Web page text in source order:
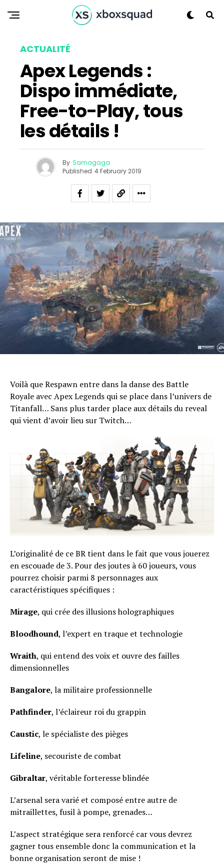
ACTUALITÉ
Apex Legends :
Dispo immédiate,
Free-to-Play, tous
les détails !
By Samagaga
Published 4 February 2019
Voilà que Respawn entre dans la danse des Battle
Royale avec Apex Legends qui se place dans l’univers de
Titanfall… Sans plus tarder place aux détails du reveal
qui vient d’avoir lieu sur Twitch…
L’originalité de ce BR tient dans le fait que vous jouerez
en escouade de 3. Pour des joutes à 60 joueurs, vous
pourrez choisir parmi 8 personnages aux
caractéristiques spécifiques :
Mirage, qui crée des illusions holographiques
Bloodhound, l’expert en traque et technologie
Wraith, qui entend des voix et ouvre des failles
dimensionnelles
Bangalore, la militaire professionnelle
Pathfinder, l’éclaireur roi du grappin
Caustic, le spécialiste des pièges
Lifeline, secouriste de combat
Gibraltar, véritable forteresse blindée
L’arsenal sera varié et composé entre autre de
mitraillettes, fusil à pompe, grenades…
L’aspect stratégique sera renforcé car vous devrez
gagner tous ensemble donc la communication et la
bonne organisation seront de mise !
Flipboard
Reddit
Pinterest
Whatsapp
Email